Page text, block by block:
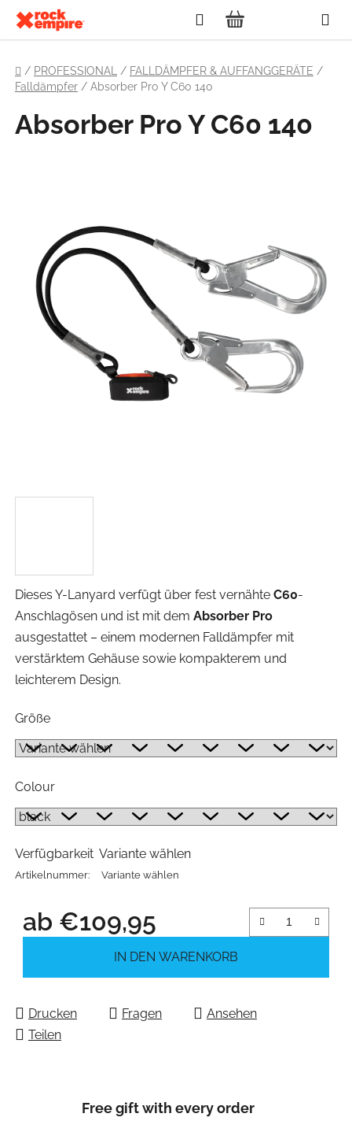
Inhalt
springen
Suchen
WARENKORB
Startseite
/ PROFESSIONAL / FALLDÄMPFER & AUFFANGGERÄTE /
Falldämpfer / Absorber Pro Y C60 140
Dieses Y-Lanyard verfügt über fest vernähte C60-
Anschlagösen und ist mit dem Absorber Pro
ausgestattet – einem modernen Falldämpfer mit
verstärktem Gehäuse sowie kompakterem und
leichterem Design.
Größe
Colour
Verfügbarkeit Variante wählen
Artikelnummer: Variante wählen
ab €109,95
IN DEN WARENKORB
Drucken Fragen
Ansehen
Teilen
Absorber Pro Y C60 140
Free gift with every order